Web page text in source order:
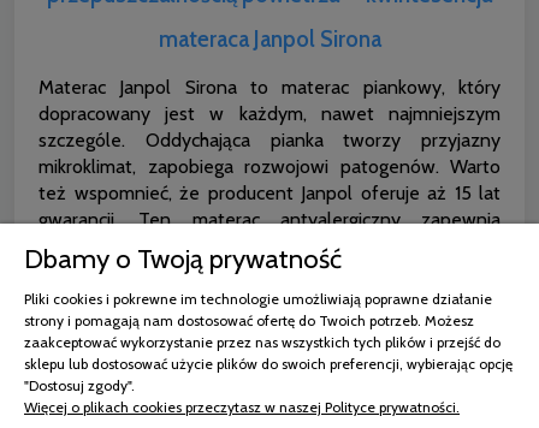
materaca Janpol Sirona
Materac Janpol Sirona to materac piankowy, który
dopracowany jest w każdym, nawet najmniejszym
szczególe. Oddychająca pianka tworzy przyjazny
mikroklimat, zapobiega rozwojowi patogenów. Warto
też wspomnieć, że producent Janpol oferuje aż 15 lat
gwarancji. Ten materac antyalergiczny zapewnia
komfortowy sen. Pianka wysokoelastyczna ma
stosunkowo dużą gęstość i zapewnia wygodne
wsparcie dla kręgosłupa. Warto tutaj zauważyć, że
podczas połączenia różnego rodzaju warstw wkładu
wykorzystuje się technologię bez użycia kleju. Pianka
termoelastyczna na bazie wody sprawia wrażenie
puchu, który rzeczywiście otula ciało. Dzięki materacowi
Dbamy o Twoją prywatność
Pliki cookies i pokrewne im technologie umożliwiają poprawne działanie
strony i pomagają nam dostosować ofertę do Twoich potrzeb. Możesz
zaakceptować wykorzystanie przez nas wszystkich tych plików i przejść do
sklepu lub dostosować użycie plików do swoich preferencji, wybierając opcję
"Dostosuj zgody".
Więcej o plikach cookies przeczytasz w naszej Polityce prywatności.